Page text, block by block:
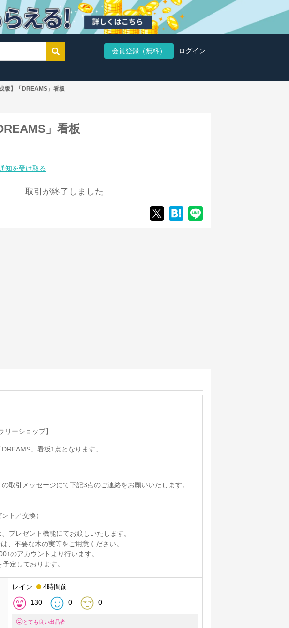
会員登録（無料） ログイン
成版】「DREAMS」看板
」看板
知を受け取る
取引が終了しました
リーショップ】
」看板1点となります。
取引メッセージにて下記3点のご連絡をお願いいたします。
ト／交換）
プレゼント機能にてお渡しいたします。
、不要な木の実等をご用意ください。
のアカウントより行います。
定しております。
レイン 4時間前
130 0 0
とても良い出品者